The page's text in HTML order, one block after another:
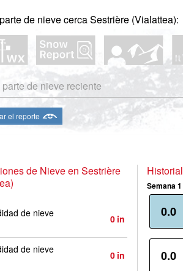
de nieve cerca Sestrière (Vialattea):
de nieve reciente
el reporte
de Nieve en Sestrière
de nieve
0 in
de nieve
0 in
Semana
0.0
0.0